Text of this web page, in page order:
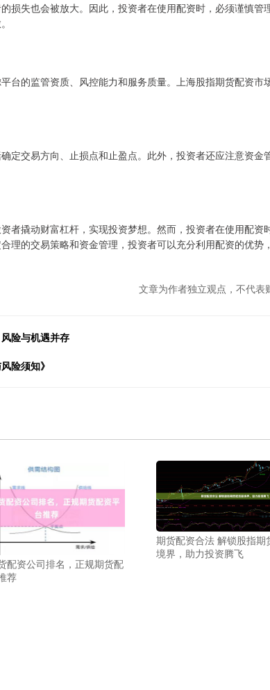
损失也会被放大。因此，投资者在使用配资时，必须谨慎管
台的监管资质、风控能力和服务质量。上海股指期货配资市
定交易方向、止损点和止盈点。此外，投资者还应注意资金
者撬动财富杠杆，实现投资梦想。然而，投资者在使用配资
理的交易策略和资金管理，投资者可以充分利用配资的优势
文章为作者独立观点，不代表
险与机遇并存
险须知》
配资公司排名，正规期货配
荐
期货配资合法 解锁股指期
境界，助力投资腾飞